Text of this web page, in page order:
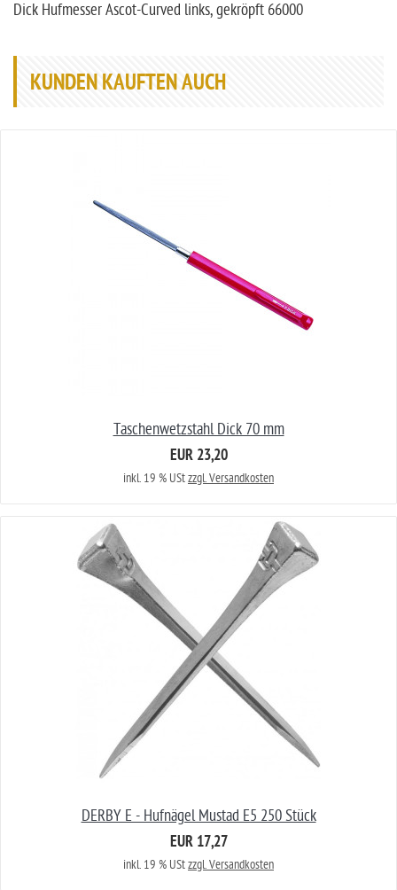
Dick Hufmesser Ascot-Curved links, gekröpft 66000
KUNDEN KAUFTEN AUCH
Taschenwetzstahl Dick 70 mm
EUR 23,20
inkl. 19 % UStzzgl. Versandkosten
DERBY E - Hufnägel Mustad E5 250 Stück
EUR 17,27
inkl. 19 % UStzzgl. Versandkosten